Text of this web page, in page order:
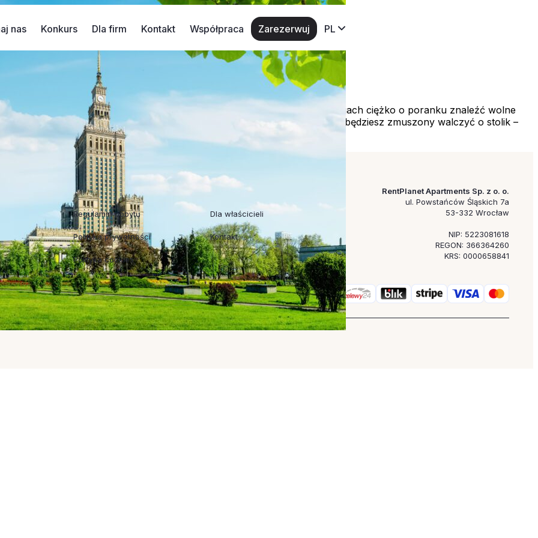
nas Konkurs Dla firm Kontakt Współpraca Zarezerwuj PL
see
wyboru śniadań i z tego, że w niektórych kawiarniach czy restauracjach ciężko o poranku znaleźć wolne
śniadanie
Charlotte, Plac Zbawiciela W Charlotte bardzo możliwe, że będziesz zmuszony walczyć o stolik –
Regulaminy
Regulamin pobytu
Polityka prywatności
Polityka cookies
Współpraca
Dla właścicieli
Kontakt
RentPlanet Apartments Sp. z o. o.
ul. Powstańców Śląskich 7a
53-332 Wrocław
NIP: 5223081618
REGON: 366364260
KRS: 0000658841